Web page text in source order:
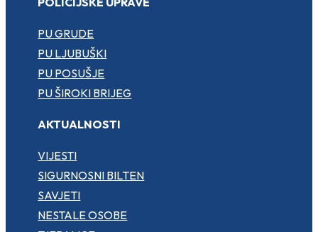
PU GRUDE
PU LJUBUŠKI
PU POSUŠJE
PU ŠIROKI BRIJEG
AKTUALNOSTI
VIJESTI
SIGURNOSNI BILTEN
SAVJETI
NESTALE OSOBE